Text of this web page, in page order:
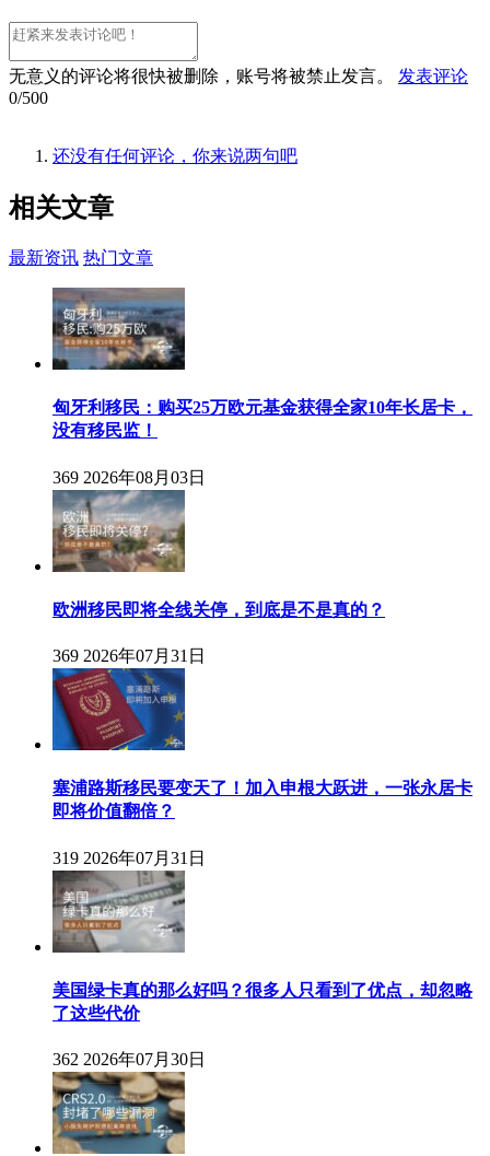
无意义的评论将很快被删除，账号将被禁止发言。
发表评论
0/500
还没有任何评论，你来说两句吧
相关文章
最新资讯 热门文章
匈牙利移民：购买25万欧元基金获得全家10年长居卡，
没有移民监！
369 2026年08月03日
欧洲移民即将全线关停，到底是不是真的？
369 2026年07月31日
塞浦路斯移民要变天了！加入申根大跃进，一张永居卡
即将价值翻倍？
319 2026年07月31日
美国绿卡真的那么好吗？很多人只看到了优点，却忽略
了这些代价
362 2026年07月30日